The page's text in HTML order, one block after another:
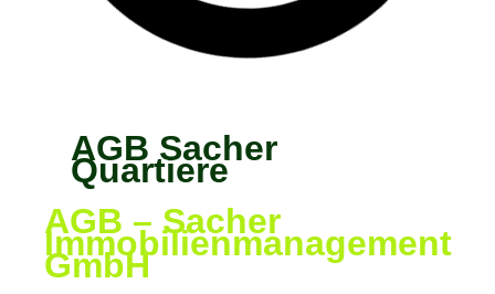
AGB Sacher
Quartiere
AGB – Sacher
Immobilienmanagement
GmbH